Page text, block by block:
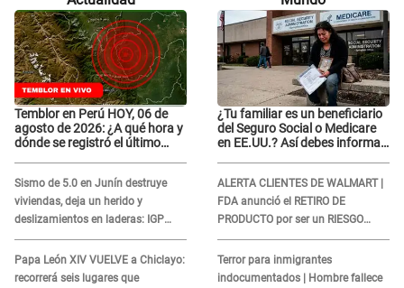
Temblor en Perú HOY, 06 de
agosto de 2026: ¿A qué hora y
dónde se registró el último
Sismo de 5.0 en Junín destruye
viviendas, deja un herido y
deslizamientos en laderas: IGP
alerta sobre posibles réplicas
Papa León XIV VUELVE a Chiclayo:
recorrerá seis lugares que
¿Tu familiar es un beneficiario
del Seguro Social o Medicare
en EE.UU.? Así debes informar
ALERTA CLIENTES DE WALMART |
FDA anunció el RETIRO DE
PRODUCTO por ser un RIESGO
MORTAL para consumidores: ¿Cuál
es?
Terror para inmigrantes
indocumentados | Hombre fallece